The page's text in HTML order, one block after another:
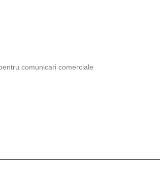
comunicari comerciale